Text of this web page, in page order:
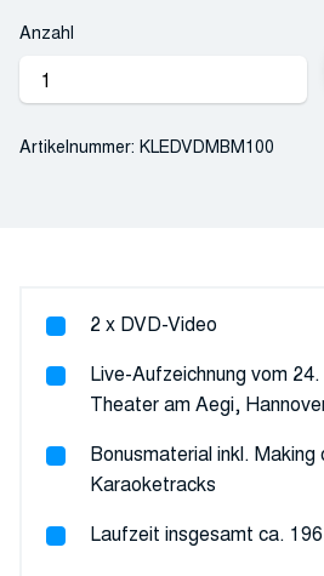
Anzahl
Maybebop
„Ende
-Artikelnummer: KLEDVDMBM100
2 x DVD-Video
Live-Aufzeichnung vom
Theater am Aegi,
Bonusmaterial inkl. Making
Karaoketracks
Laufzeit insgesamt ca.